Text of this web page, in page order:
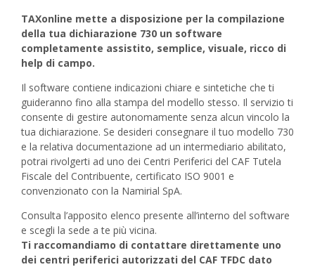
TAXonline mette a disposizione per la compilazione
della tua dichiarazione 730 un software
completamente assistito, semplice, visuale, ricco di
help di campo.
Il software contiene indicazioni chiare e sintetiche che ti
guideranno fino alla stampa del modello stesso. Il servizio ti
consente di gestire autonomamente senza alcun vincolo la
tua dichiarazione. Se desideri consegnare il tuo modello 730
e la relativa documentazione ad un intermediario abilitato,
potrai rivolgerti ad uno dei Centri Periferici del CAF Tutela
Fiscale del Contribuente, certificato ISO 9001 e
convenzionato con la Namirial SpA.
Consulta l’apposito elenco presente all’interno del software
e scegli la sede a te più vicina.
Ti raccomandiamo di contattare direttamente uno
dei centri periferici autorizzati del CAF TFDC dato